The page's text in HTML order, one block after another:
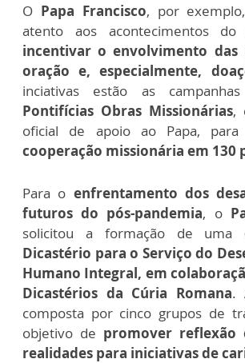
O Papa Francisco, por
atento aos acontecimentos do
incentivar o envolvimento das
oração e, especialmente,
inciativas estão as
Pontifícias Obras Missionárias,
oficial de apoio ao Papa, para
cooperação missionária em 130
Para o enfrentamento dos
futuros do pós-pandemia, o
solicitou a formação de uma
Dicastério para o Serviço do
Humano Integral, em
Dicastérios da Cúria Romana.
composta por cinco grupos de
objetivo de promover reflexão
realidades para iniciativas de